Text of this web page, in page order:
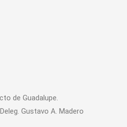
de Guadalupe.
Gustavo A. Madero